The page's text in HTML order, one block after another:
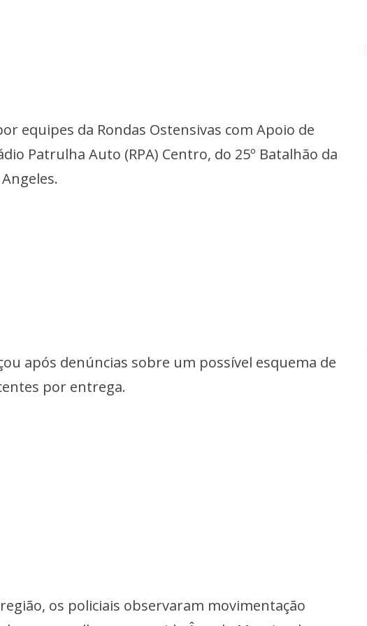
equipes da Rondas Ostensivas com Apoio de
Patrulha Auto (RPA) Centro, do 25º Batalhão da
após denúncias sobre um possível esquema de
por entrega.
os policiais observaram movimentação